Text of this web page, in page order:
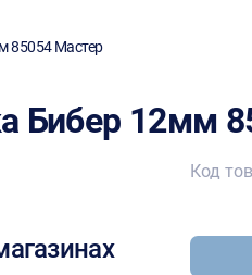
85054 Мастер
Бибер 12мм
Код